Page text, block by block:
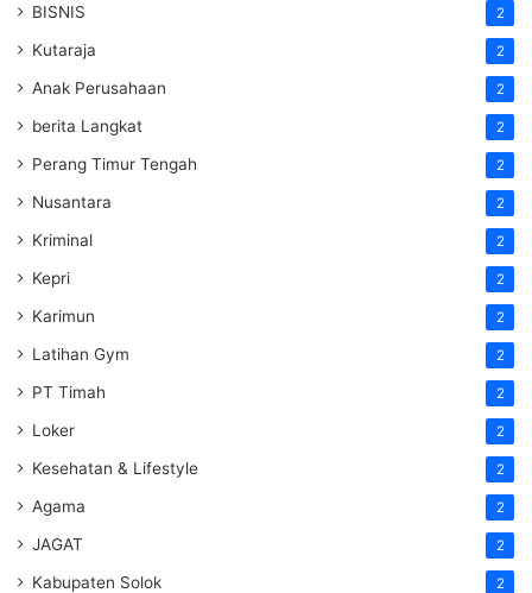
BISNIS 2
Kutaraja 2
Anak Perusahaan 2
berita Langkat 2
Perang Timur Tengah 2
Nusantara 2
Kriminal 2
Kepri 2
Karimun 2
Latihan Gym 2
PT Timah 2
Loker 2
Kesehatan & Lifestyle 2
Agama 2
JAGAT 2
Kabupaten Solok 2